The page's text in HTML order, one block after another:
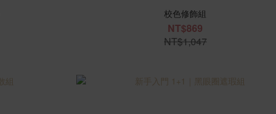
校色修飾組
NT$869
NT$1,047